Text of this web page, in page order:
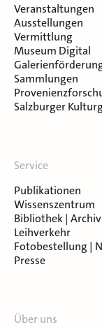
Veranstaltungen
Ausstellungen
Vermittlung
Museum Digital
Sammlungen
Salzburger
Service
Publikationen
Wissenszentrum
Bibliothek | Archiv
Leihverkehr
Fotobestellung |
Presse
Über uns